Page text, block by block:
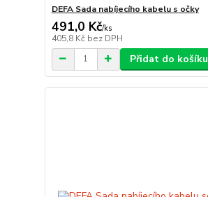
DEFA Sada nabíjecího kabelu s očky
491,0 Kč/ks
405,8 Kč bez DPH
Přidat do košíku